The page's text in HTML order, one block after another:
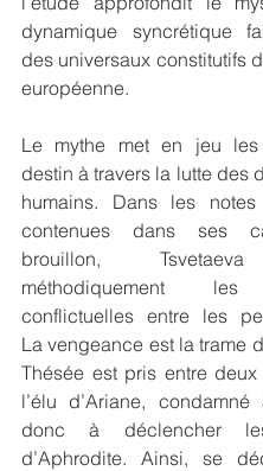
dynamique syncrétique
des universaux constitutifs
européenne.
Le mythe met en jeu
destin à travers la lutte des
humains. Dans les notes
contenues dans ses
brouillon,
méthodiquement les
conflictuelles entre les
La vengeance est la trame
Thésée est pris entre deux
l’élu d’Ariane,
donc à déclencher
d’Aphrodite. Ainsi, se